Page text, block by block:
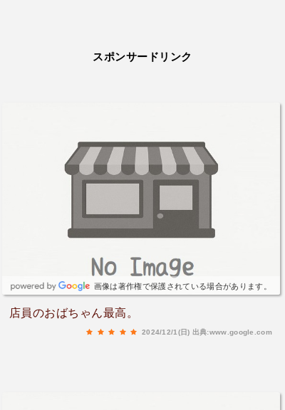
スポンサードリンク
画像は著作権で保護されている場合があります。
店員のおばちゃん最高。
2024/12/1(日) 出典:www.google.com